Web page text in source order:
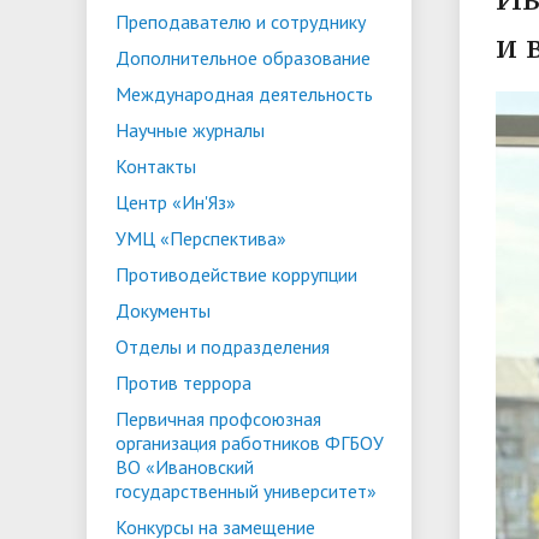
• Конкурсы на замещение
должностей
•
• Координационный центр ИвГУ
• Олимпиада "Большие надежды
малых городов"
ориентации и содействия
трудоустройству выпускников
«Карьера»
• Платные образовательные услуги
• Стипендии и меры поддержки
обучающихся
•
• Абитуриенту
•
• Организация питания в
образовательной организации
Преподавателю и сотруднику
Дополнительное образование
Международная деятельность
Научные журналы
Контакты
Центр «Ин'Яз»
УМЦ «Перспектива»
Противодействие коррупции
Документы
Отделы и подразделения
Против террора
Первичная профсоюзная
организация работников ФГБОУ
ВО «Ивановский
государственный университет»
Конкурсы на замещение
и